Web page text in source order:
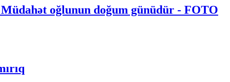
oğlunun doğum günüdür - FOTO